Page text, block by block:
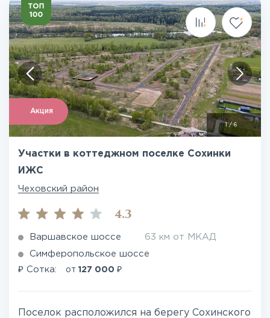
Акция
1/6
Участки в коттеджном поселке Сохинки
ИЖС
Чеховский район
4.3
Варшавское шоссе 63 км от МКАД
Симферопольское шоссе
₽ Сотка: от 127 000 ₽
Поселок расположился на берегу Сохинского